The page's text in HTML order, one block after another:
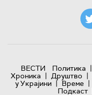
ВЕСТИ Политика |
Хроника | Друштво |
у Украјини | Време |
Подкаст